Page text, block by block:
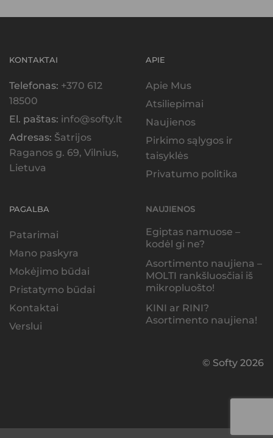
KONTAKTAI
Telefonas: +370 612
18500
El. paštas: info@softy.lt
Adresas: Šatrijos
Raganos g. 69, Vilnius,
Lietuva
APIE
Apie Mus
Atsiliepimai
Naujienos
Pirkimo sąlygos ir
taisyklės
Privatumo politika
PAGALBA
Patarimai
Mano paskyra
Mokėjimo būdai
Pristatymo būdai
Kontaktai
Verslui
NAUJIENOS
Egiptas namuose –
kodėl gi ne?
Asortimento naujiena –
MOLTI rankšluosčiai iš
mikropluošto!
KINI ar RINI?
Asortimento naujiena!
© Softy 2026